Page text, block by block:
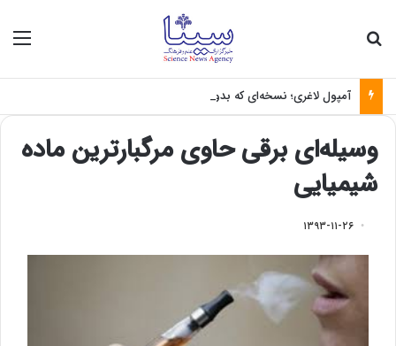
آمپول لاغری؛ نسخه‌ای که بدون تغذیه خطرناک می‌شود
وسیله‌ای برقی حاوی مرگبارترین ماده
شیمیایی
۱۳۹۳-۱۱-۲۶